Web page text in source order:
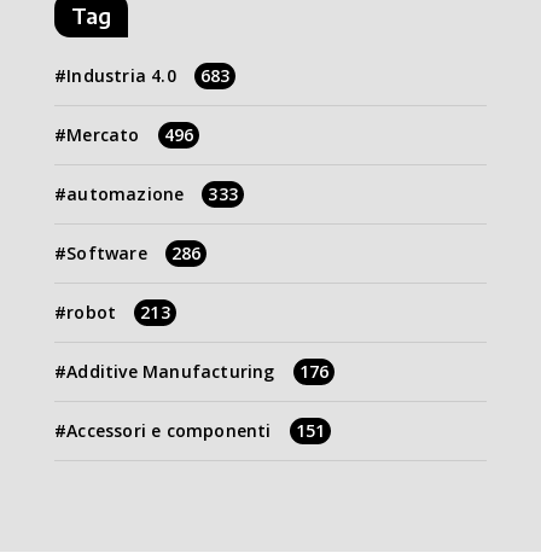
Tag
Industria 4.0 683
Mercato 496
automazione 333
Software 286
robot 213
Additive Manufacturing 176
Accessori e componenti 151